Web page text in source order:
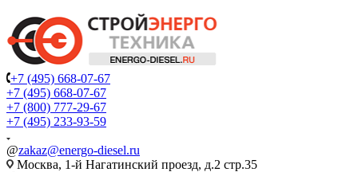
+7 (495) 668-07-67
+7 (495) 668-07-67
+7 (800) 777-29-67
+7 (495) 233-93-59
@zakaz@energo-diesel.ru
Москва, 1-й Нагатинский проезд, д.2 стр.35